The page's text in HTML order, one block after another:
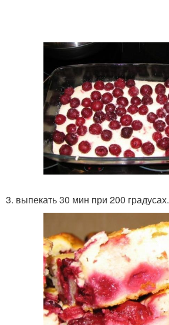
3. выпекать 30 мин при 200 градусах.